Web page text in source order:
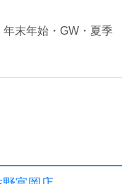
末年始・GW・夏季